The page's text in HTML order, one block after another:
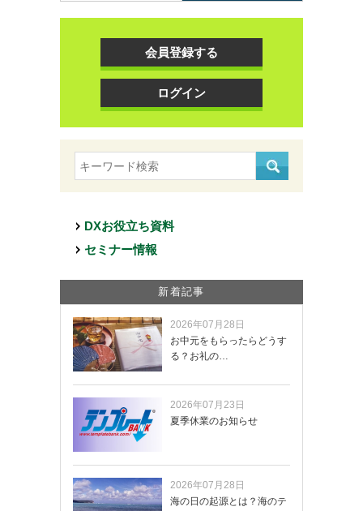
会員登録する
ログイン
DXお役立ち資料
セミナー情報
新着記事
2026年07月28日
お中元をもらったらどうす
る？お礼の…
2026年07月23日
夏季休業のお知らせ
2026年07月28日
海の日の起源とは？海のテ